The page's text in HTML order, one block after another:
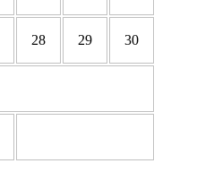
28 29 30